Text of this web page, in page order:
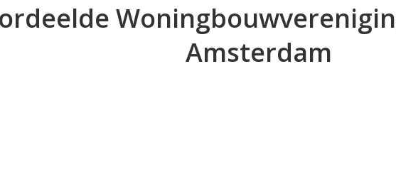
Amsterdam